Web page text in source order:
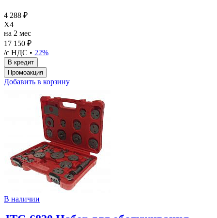
4 288 ₽
X4
на 2 мес
17 150 ₽
/с НДС • 22%
Добавить в корзину
В наличии